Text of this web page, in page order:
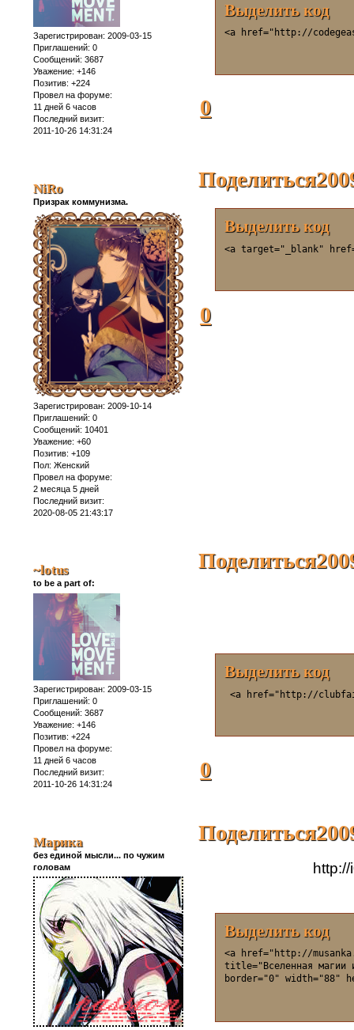
Зарегистрирован: 2009-03-15
Приглашений: 0
Сообщений: 3687
Уважение: +146
Позитив: +224
Провел на форуме:
11 дней 6 часов
Последний визит:
2011-10-26 14:31:24
Выделить код
<a href="http://
0
Поделиться
NiRo
Призрак коммунизма.
Зарегистрирован: 2009-10-14
Приглашений: 0
Сообщений: 10401
Уважение: +60
Позитив: +109
Пол: Женский
Провел на форуме:
2 месяца 5 дней
Последний визит:
2020-08-05 21:43:17
Выделить код
<a target="_blank"
0
Поделиться
~lotus
to be a part of:
Зарегистрирован: 2009-03-15
Приглашений: 0
Сообщений: 3687
Уважение: +146
Позитив: +224
Провел на форуме:
11 дней 6 часов
Последний визит:
2011-10-26 14:31:24
Выделить код
<a href="http://
0
Поделиться
Марика
без единой мысли... по чужим
головам
Выделить код
<a href="http://
title="Вселенная магии
border="0" width="88"